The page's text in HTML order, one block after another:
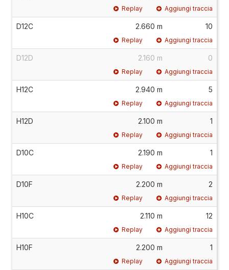
Replay Aggiungi traccia
D12C 2.660 m 10
Replay Aggiungi traccia
D12D 2.160 m 0
Replay Aggiungi traccia
H12C 2.940 m 5
Replay Aggiungi traccia
H12D 2.100 m 1
Replay Aggiungi traccia
D10C 2.190 m 1
Replay Aggiungi traccia
D10F 2.200 m 2
Replay Aggiungi traccia
H10C 2.110 m 12
Replay Aggiungi traccia
H10F 2.200 m 1
Replay Aggiungi traccia